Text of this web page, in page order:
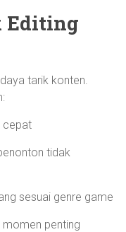
Editing
tarik konten.
cepat
tidak
sesuai genre game
momen penting